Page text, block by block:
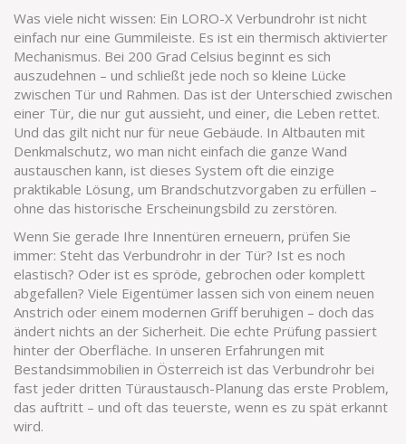
Was viele nicht wissen: Ein LORO-X Verbundrohr ist nicht
einfach nur eine Gummileiste. Es ist ein thermisch aktivierter
Mechanismus. Bei 200 Grad Celsius beginnt es sich
auszudehnen – und schließt jede noch so kleine Lücke
zwischen Tür und Rahmen. Das ist der Unterschied zwischen
einer Tür, die nur gut aussieht, und einer, die Leben rettet.
Und das gilt nicht nur für neue Gebäude. In Altbauten mit
Denkmalschutz, wo man nicht einfach die ganze Wand
austauschen kann, ist dieses System oft die einzige
praktikable Lösung, um Brandschutzvorgaben zu erfüllen –
ohne das historische Erscheinungsbild zu zerstören.
Wenn Sie gerade Ihre Innentüren erneuern, prüfen Sie
immer: Steht das Verbundrohr in der Tür? Ist es noch
elastisch? Oder ist es spröde, gebrochen oder komplett
abgefallen? Viele Eigentümer lassen sich von einem neuen
Anstrich oder einem modernen Griff beruhigen – doch das
ändert nichts an der Sicherheit. Die echte Prüfung passiert
hinter der Oberfläche. In unseren Erfahrungen mit
Bestandsimmobilien in Österreich ist das Verbundrohr bei
fast jeder dritten Türaustausch-Planung das erste Problem,
das auftritt – und oft das teuerste, wenn es zu spät erkannt
wird.